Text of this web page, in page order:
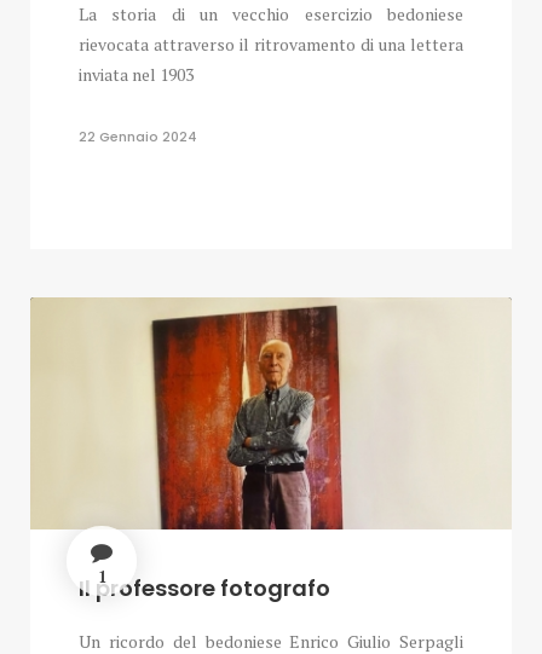
La storia di un vecchio esercizio bedoniese
rievocata attraverso il ritrovamento di una lettera
inviata nel 1903
22 Gennaio 2024
1
Il professore fotografo
Un ricordo del bedoniese Enrico Giulio Serpagli